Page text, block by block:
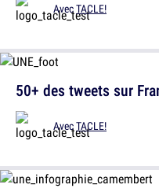
50+ des tweets sur
AvecTACLE!
AvecTACLE!